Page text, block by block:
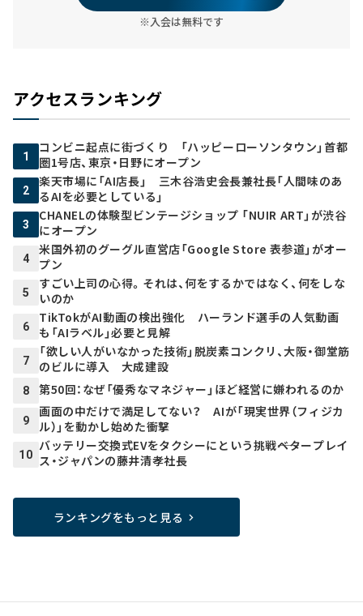
※入会は無料です
アクセスランキング
1
コンビニ起点に街づくり 「ハッピーローソンタウン」首都
圏1号店、東京・日野にオープン
2
楽天市場に「AI店長」 三木谷浩史会長兼社長「人間味のあ
るAIを必要としている」
3
CHANELの体験型ビンテージショップ 「NUIR ART」が渋谷
にオープン
4
米国外初のグーグル直営店「Google Store 表参道」がオー
プン
5
すごい上司の心得。それは、何をするかではなく、何をしな
いのか
6
TikTokがAI動画の検出強化 ハーランド選手の人気動画
も「AIラベル」必要と見解
7
「欲しい人がいなかった技術」脱炭素コンクリ、大阪・御堂筋
のビルに導入 大成建設
8 第50回：なぜ「優秀なマネジャー」ほど経営に嫌われるのか
9
画面の中だけで満足してない？ AIが「現実世界（フィジカ
ル）」を動かし始めた衝撃
10
バッテリー交換式EVをタクシーにという挑戦――ベタープレイ
ス・ジャパンの藤井清孝社長
ランキングをもっと見る